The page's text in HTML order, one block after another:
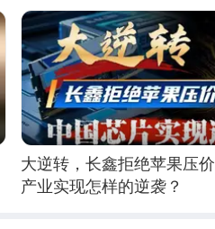
大逆转，长鑫拒绝苹果压
产业实现怎样的逆袭？